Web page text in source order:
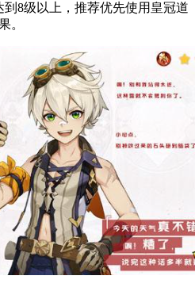
8级以上，推荐优先使用皇冠道
。